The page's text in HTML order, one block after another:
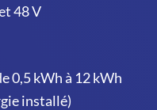
48 V
0,5 kWh à 12 kWh
installé)